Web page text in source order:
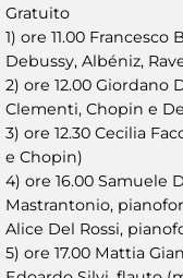
Gratuito
1) ore 11.00
Debussy, Albéniz,
2) ore 12.00 Giordano
Clementi, Chopin e
3) ore 12.30 Cecilia
e Chopin)
4) ore 16.00 Samuele
Mastrantonio,
Alice Del Rossi,
5) ore 17.00 Mattia